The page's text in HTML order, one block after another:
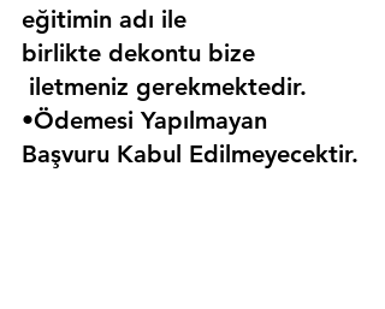
eğitimin adı ile
birlikte dekontu bize
iletmeniz gerekmektedir.
•Ödemesi Yapılmayan
Başvuru Kabul Edilmeyecektir.